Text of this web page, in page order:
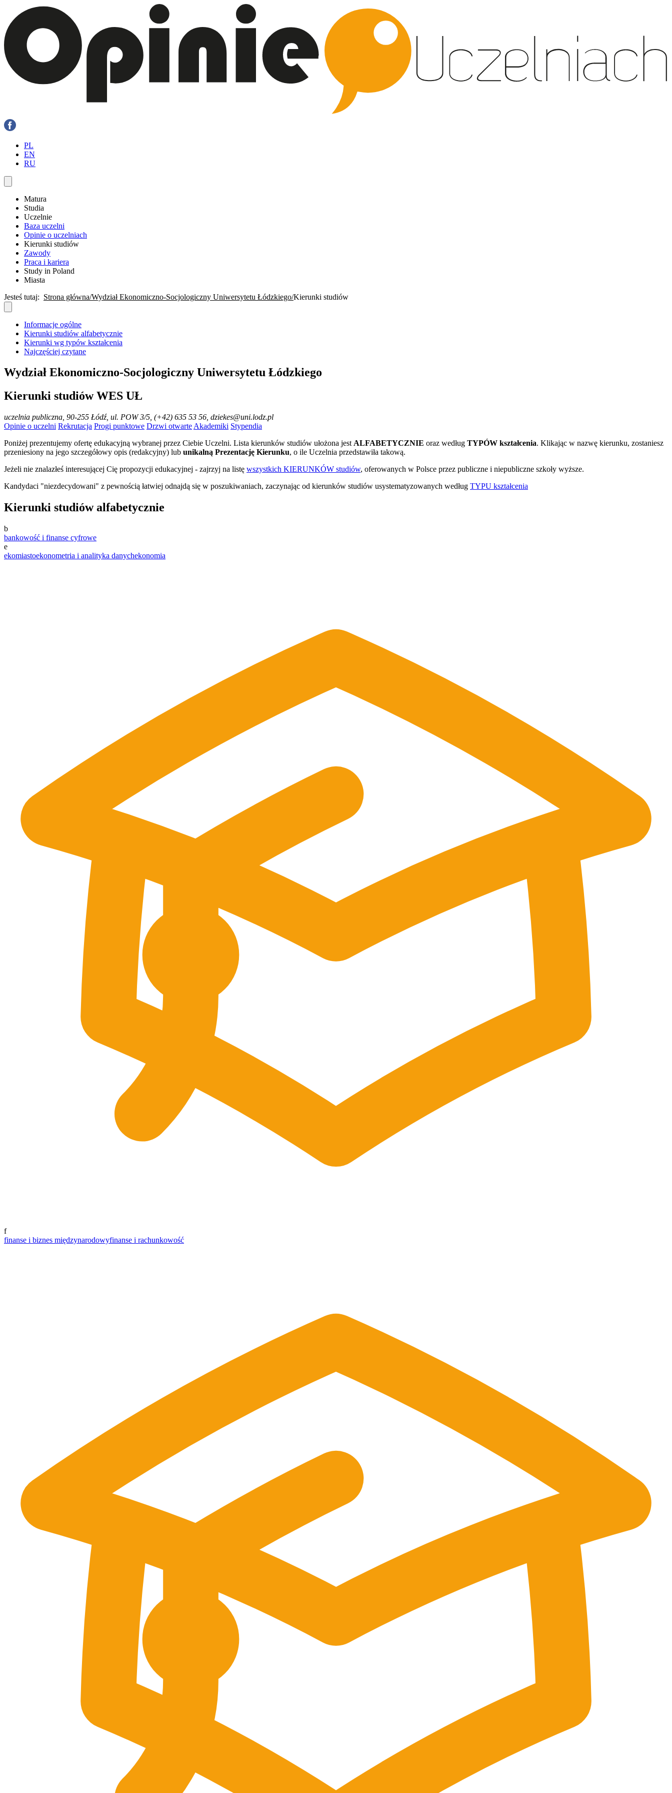
PL
EN
RU
Matura
Studia
Uczelnie
Baza uczelni
Opinie o uczelniach
Kierunki studiów
Zawody
Praca i kariera
Study in Poland
Miasta
Jesteś tutaj: Strona główna Wydział Ekonomiczno-Socjologiczny Uniwersytetu Łódzkiego Kierunki studiów
Informacje ogólne
Kierunki studiów alfabetycznie
Kierunki wg typów kształcenia
Najczęściej czytane
Wydział Ekonomiczno-Socjologiczny Uniwersytetu Łódzkiego
Kierunki studiów WES UŁ
uczelnia publiczna , 90-255 Łódź, ul. POW 3/5, (+42) 635 53 56, dziekes@uni.lodz.pl
Opinie o uczelni Rekrutacja Progi punktowe Drzwi otwarte Akademiki Stypendia
Poniżej prezentujemy ofertę edukacyjną wybranej przez Ciebie Uczelni. Lista kierunków studiów ułożona jest ALFABETYCZNIE oraz według TYPÓW kształcenia. Klikając w nazwę kierunku, zostaniesz
przeniesiony na jego szczegółowy opis (redakcyjny) lub unikalną Prezentację Kierunku, o ile Uczelnia przedstawiła takową.
Jeżeli nie znalazłeś interesującej Cię propozycji edukacyjnej - zajrzyj na listę wszystkich KIERUNKÓW studiów, oferowanych w Polsce przez publiczne i niepubliczne szkoły wyższe.
Kandydaci "niezdecydowani" z pewnością łatwiej odnajdą się w poszukiwaniach, zaczynając od kierunków studiów usystematyzowanych według TYPU kształcenia
Kierunki studiów alfabetycznie
b
bankowość i finanse cyfrowe
e
ekomiastoekonometria i analityka danychekonomia
f
finanse i biznes międzynarodowyfinanse i rachunkowość